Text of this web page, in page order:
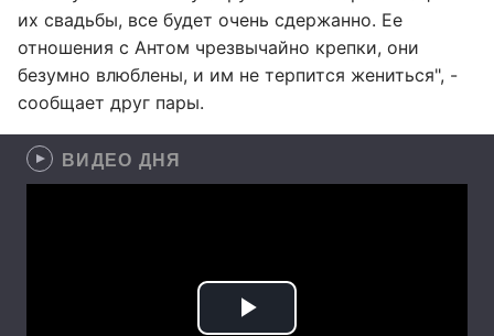
их свадьбы, все будет очень сдержанно. Ее
отношения с Антом чрезвычайно крепки, они
безумно влюблены, и им не терпится жениться", -
сообщает друг пары.
ВИДЕО ДНЯ